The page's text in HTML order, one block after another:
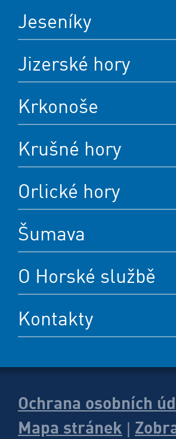
Jeseníky
Jizerské hory
Krkonoše
Krušné hory
Orlické hory
Šumava
O Horské službě
Kontakty
Ochrana osobních
Mapa stránek